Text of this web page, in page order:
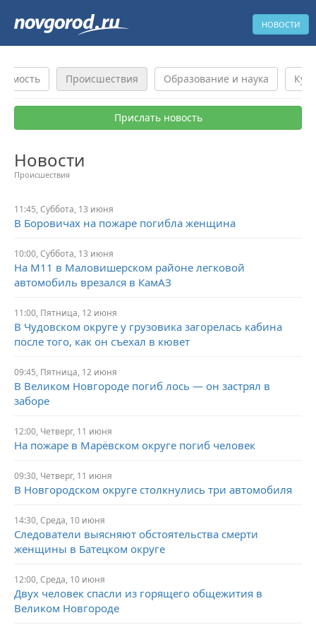
НОВОСТИ
Происшествия Образование и наука
Прислать новость
Новости
Происшествия
11:45, Суббота, 13 июня
В Боровичах на пожаре погибла женщина
10:00, Суббота, 13 июня
На М11 в Маловишерском районе легковой
автомобиль врезался в КамАЗ
11:00, Пятница, 12 июня
В Чудовском округе у грузовика загорелась кабина
после того, как он съехал в кювет
09:45, Пятница, 12 июня
В Великом Новгороде погиб лось — он застрял в
заборе
12:00, Четверг, 11 июня
На пожаре в Марёвском округе погиб человек
09:30, Четверг, 11 июня
В Новгородском округе столкнулись три автомобиля
14:30, Среда, 10 июня
Следователи выясняют обстоятельства смерти
женщины в Батецком округе
12:00, Среда, 10 июня
Двух человек спасли из горящего общежития в
Великом Новгороде